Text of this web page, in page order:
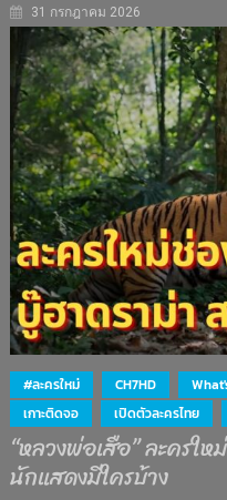
31 กรกฎาคม 2026
#ละครใหม่ CH7HD
เกาะติดจอ
เปิดตัวละครไทย
“หลวงพ่อเสือ” ละครใ
นักแสดงมีใครบ้าง